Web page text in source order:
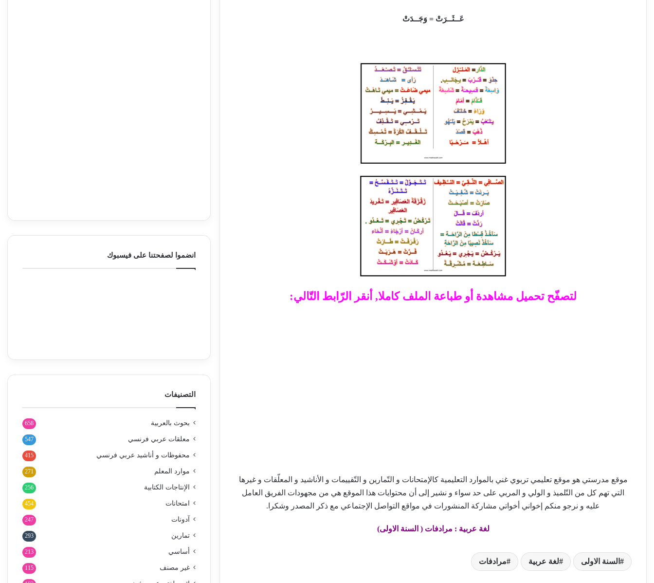
عَــثَــرَتْ = وَجَــدَتْ
لتصفّح تحميل مشاهدة أو طباعة الملف كاملا, أنقر الرّابط التّالي:
موقع مدرستي هو موقع تعليمي تربوي غني بالموارد التعليمية كالإمتحانات و التّمارين و التّقييمات و الأناشيد و المعلّقات و غيرها
التي تهم كل من التّلميذ و الولي و المربي على حد سواء و نشير إلى أن محتوايات هذا الموقع هي من مجهودات الفريق العامل
عليه و نرجو منكم إخواني أخواتي مشاركة المنشورات في مواقع التواصل الإجتماعي مع ذكر المصدر وشكرا.
لغة عربية : مرادفات ( السنة الاولى)
السنة الاولى لغة عربية مرادفات
انضموا لصفحتنا على فيسبوك
التصنيفات
بحوث بالعربية 658
معلقات عربي فرنسي 547
محفوظات و أناشيد عربي فرنسي 415
موارد المعلم 271
الإنتاجات الكتابية 256
امتحانات 454
آدونات 247
تمارين 293
أساسي 213
غير مصنف 115